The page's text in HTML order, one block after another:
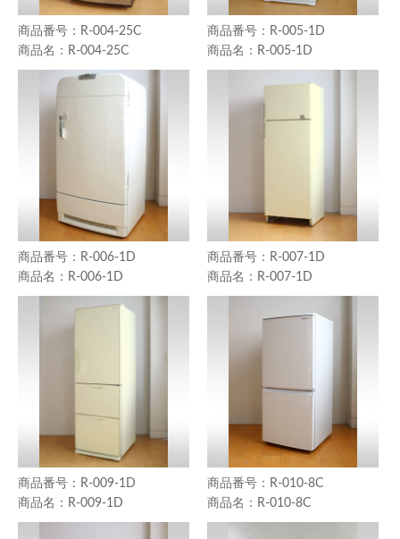
R-004-25C
R-004-25C
R-005-1D
R-005-1D
R-006-1D
R-006-1D
R-007-1D
R-007-1D
R-009-1D
R-009-1D
R-010-8C
R-010-8C